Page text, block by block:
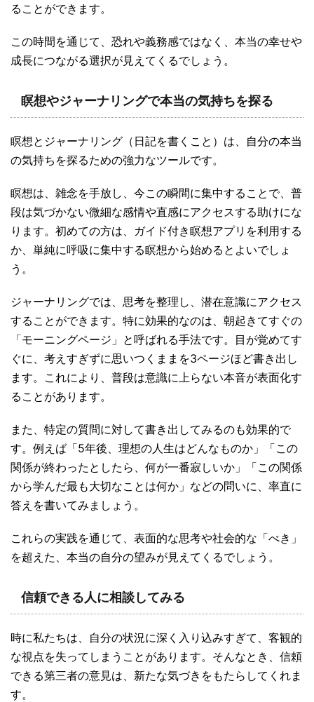
ることができます。
この時間を通じて、恐れや義務感ではなく、本当の幸せや
成長につながる選択が見えてくるでしょう。
瞑想やジャーナリングで本当の気持ちを探る
瞑想とジャーナリング（日記を書くこと）は、自分の本当
の気持ちを探るための強力なツールです。
瞑想は、雑念を手放し、今この瞬間に集中することで、普
段は気づかない微細な感情や直感にアクセスする助けにな
ります。初めての方は、ガイド付き瞑想アプリを利用する
か、単純に呼吸に集中する瞑想から始めるとよいでしょ
う。
ジャーナリングでは、思考を整理し、潜在意識にアクセス
することができます。特に効果的なのは、朝起きてすぐの
「モーニングページ」と呼ばれる手法です。目が覚めてす
ぐに、考えすぎずに思いつくままを3ページほど書き出し
ます。これにより、普段は意識に上らない本音が表面化す
ることがあります。
また、特定の質問に対して書き出してみるのも効果的で
す。例えば「5年後、理想の人生はどんなものか」「この
関係が終わったとしたら、何が一番寂しいか」「この関係
から学んだ最も大切なことは何か」などの問いに、率直に
答えを書いてみましょう。
これらの実践を通じて、表面的な思考や社会的な「べき」
を超えた、本当の自分の望みが見えてくるでしょう。
信頼できる人に相談してみる
時に私たちは、自分の状況に深く入り込みすぎて、客観的
な視点を失ってしまうことがあります。そんなとき、信頼
できる第三者の意見は、新たな気づきをもたらしてくれま
す。